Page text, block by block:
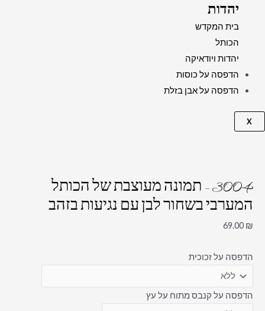
יהדות
בית המקדש
הכותל
יהדות ויודאיקה
הדפסה על כוסות
הדפסה על אבן בזלת
X
3004 – תמונה מעוצבת של הכותל
המערבי בשחור לבן עם נגיעות בזהב
69.00 ₪
הדפסה על זכוכית
הדפסה על קנבס מתוח על עץ